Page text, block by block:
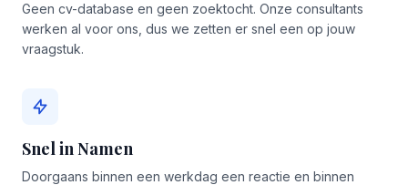
Geen cv-database en geen zoektocht. Onze consultants
werken al voor ons, dus we zetten er snel een op jouw
vraagstuk.
Snel in Namen
Doorgaans binnen een werkdag een reactie en binnen